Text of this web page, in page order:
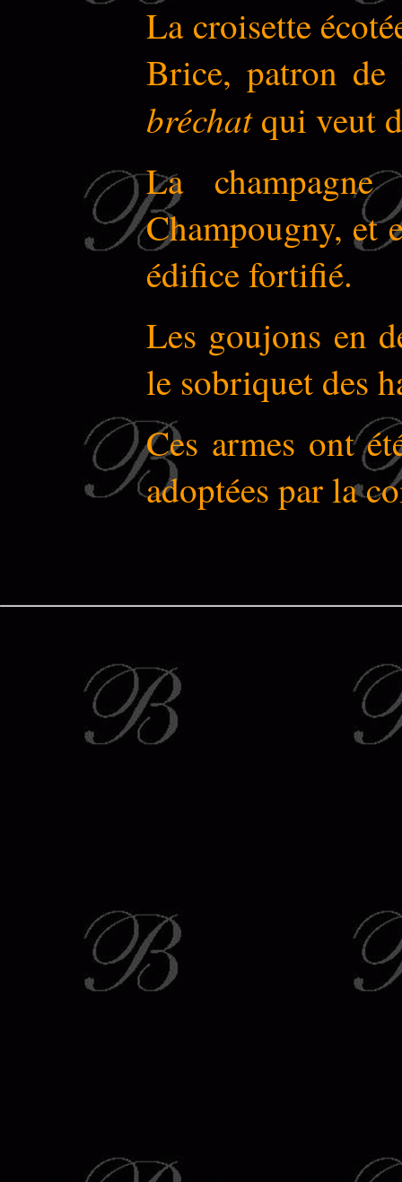
La croisette
Brice, patron de
bréchatqui veut
La
Champougny, et
édifice fortifié.
Les goujons en
le sobriquet des
Ces armes ont
adoptées par la